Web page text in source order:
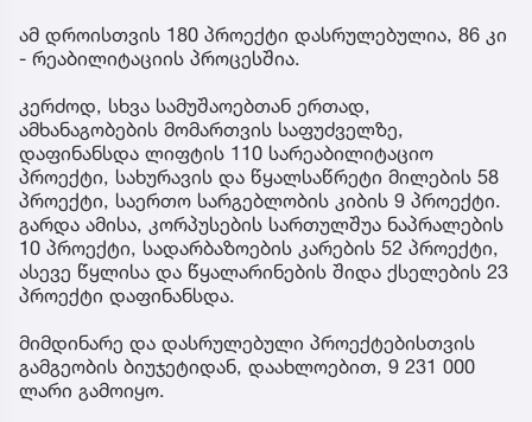
ამ დროისთვის 180 პროექტი დასრულებულია, 86 კი
- რეაბილიტაციის პროცესშია.
კერძოდ, სხვა სამუშაოებთან ერთად,
ამხანაგობების მომართვის საფუძველზე,
დაფინანსდა ლიფტის 110 სარეაბილიტაციო
პროექტი, სახურავის და წყალსაწრეტი მილების 58
პროექტი, საერთო სარგებლობის კიბის 9 პროექტი.
გარდა ამისა, კორპუსების სართულშუა ნაპრალების
10 პროექტი, სადარბაზოების კარების 52 პროექტი,
ასევე წყლისა და წყალარინების შიდა ქსელების 23
პროექტი დაფინანსდა.
მიმდინარე და დასრულებული პროექტებისთვის
გამგეობის ბიუჯეტიდან, დაახლოებით, 9 231 000
ლარი გამოიყო.